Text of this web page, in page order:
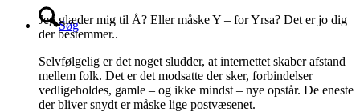
Søg
Jeg glæder mig til Å? Eller måske Y – for Yrsa? Det er jo dig
der bestemmer..
Selvfølgelig er det noget sludder, at internettet skaber afstand
mellem folk. Det er det modsatte der sker, forbindelser
vedligeholdes, gamle – og ikke mindst – nye opstår. De eneste
der bliver snydt er måske lige postvæsenet.